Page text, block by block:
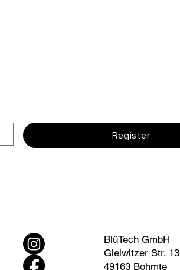
Register
BlüTech GmbH
Gleiwitzer Str. 13
49163 Bohmte